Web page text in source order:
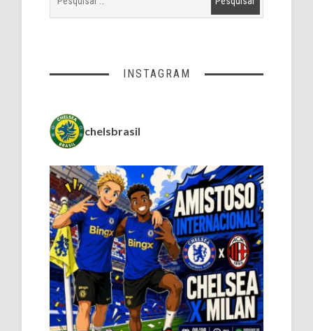
INSTAGRAM
chelsbrasil